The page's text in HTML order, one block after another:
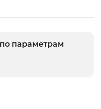
параметрам